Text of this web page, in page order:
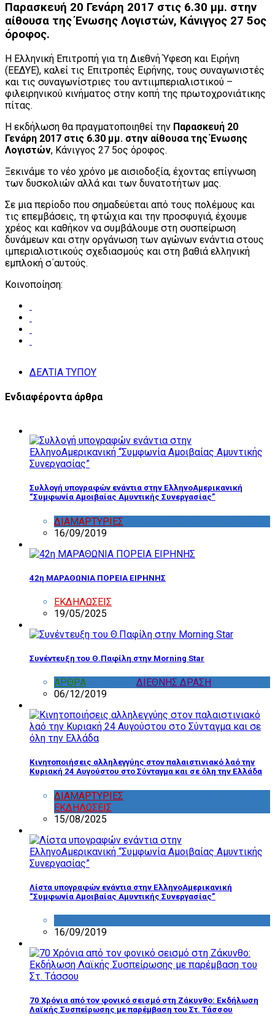
Παρασκευή 20 Γενάρη 2017 στις 6.30 μμ. στην
αίθουσα της Ένωσης Λογιστών, Κάνιγγος 27 5ος
όροφος.
Η Ελ­λη­νι­κή Επι­τρο­πή για τη Διε­θνή Ύφεση και Ει­ρή­νη
(ΕΕΔΥΕ), καλεί τις Επιτροπές Ειρήνης, τους συναγωνιστές
και τις συναγωνίστριες του αντιιμπεριαλιστικού –
φιλειρηνικού κινήματος στην κοπή της πρωτοχρονιάτικης
πίτας.
Η εκδήλωση θα πραγματοποιηθεί την Παρασκευή 20
Γενάρη 2017 στις 6.30 μμ. στην αίθουσα της Ένωσης
Λογιστών, Κάνιγγος 27 5ος όροφος.
Ξεκινάμε το νέο χρόνο με αισιοδοξία, έχοντας επίγνωση
των δυσκολιών αλλά και των δυνατοτήτων μας.
Σε μια περίοδο που σημαδεύεται από τους πολέμους και
τις επεμβάσεις, τη φτώχια και την προσφυγιά, έχουμε
χρέος και καθήκον να συμβάλουμε στη συσπείρωση
δυνάμεων και στην οργάνωση των αγώνων ενάντια στους
ιμπεριαλιστικούς σχεδιασμούς και στη βαθιά ελληνική
εμπλοκή σ΄αυτούς.
Κοινοποίηση:
ΔΕΛΤΙΑ ΤΥΠΟΥ
Ενδιαφέροντα άρθρα
Συλλογή υπογραφών ενάντια στην ΕλληνοΑμερικανική
“Συμφωνία Αμοιβαίας Αμυντικής Συνεργασίας”
ΔΙΑΜΑΡΤΥΡΙΕΣ
16/09/2019
42η ΜΑΡΑΘΩΝΙΑ ΠΟΡΕΙΑ ΕΙΡΗΝΗΣ
ΕΚΔΗΛΩΣΕΙΣ
19/05/2025
Συνέντευξη του Θ.Παφίλη στην Morning Star
ΑΡΘΡΑ
ΔΙΕΘΝΗΣ ΔΡΑΣΗ
06/12/2019
Κινητοποιήσεις αλληλεγγύης στον παλαιστινιακό λαό την
Κυριακή 24 Αυγούστου στο Σύνταγμα και σε όλη την Ελλάδα
ΔΙΑΜΑΡΤΥΡΙΕΣ
ΕΚΔΗΛΩΣΕΙΣ
15/08/2025
Λίστα υπογραφών ενάντια στην ΕλληνοΑμερικανική
“Συμφωνία Αμοιβαίας Αμυντικής Συνεργασίας”
16/09/2019
70 Χρόνια από τον φονικό σεισμό στη Ζάκυνθο: Εκδήλωση
Λαϊκής Συσπείρωσης με παρέμβαση του Στ. Τάσσου